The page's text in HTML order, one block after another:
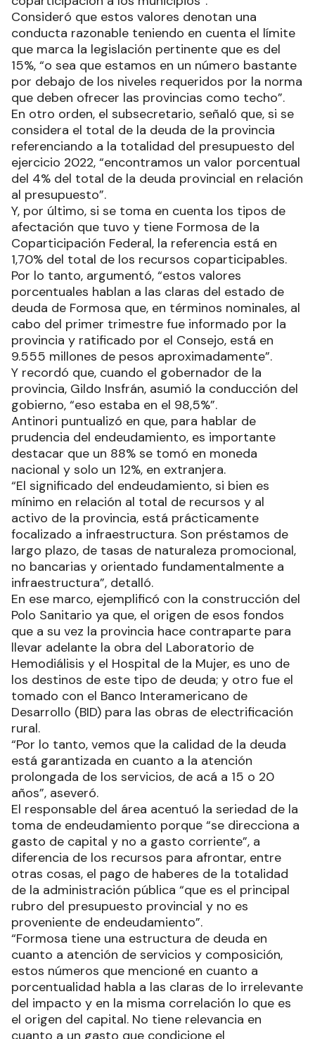
Consideró que estos valores denotan una
conducta razonable teniendo en cuenta el límite
que marca la legislación pertinente que es del
15%, “o sea que estamos en un número bastante
por debajo de los niveles requeridos por la norma
que deben ofrecer las provincias como techo”.
En otro orden, el subsecretario, señaló que, si se
considera el total de la deuda de la provincia
referenciando a la totalidad del presupuesto del
ejercicio 2022, “encontramos un valor porcentual
del 4% del total de la deuda provincial en relación
al presupuesto”.
Y, por último, si se toma en cuenta los tipos de
afectación que tuvo y tiene Formosa de la
Coparticipación Federal, la referencia está en
1,70% del total de los recursos coparticipables.
Por lo tanto, argumentó, “estos valores
porcentuales hablan a las claras del estado de
deuda de Formosa que, en términos nominales, al
cabo del primer trimestre fue informado por la
provincia y ratificado por el Consejo, está en
9.555 millones de pesos aproximadamente”.
Y recordó que, cuando el gobernador de la
provincia, Gildo Insfrán, asumió la conducción del
gobierno, “eso estaba en el 98,5%”.
Antinori puntualizó en que, para hablar de
prudencia del endeudamiento, es importante
destacar que un 88% se tomó en moneda
nacional y solo un 12%, en extranjera.
“El significado del endeudamiento, si bien es
mínimo en relación al total de recursos y al
activo de la provincia, está prácticamente
focalizado a infraestructura. Son préstamos de
largo plazo, de tasas de naturaleza promocional,
no bancarias y orientado fundamentalmente a
infraestructura”, detalló.
En ese marco, ejemplificó con la construcción del
Polo Sanitario ya que, el origen de esos fondos
que a su vez la provincia hace contraparte para
llevar adelante la obra del Laboratorio de
Hemodiálisis y el Hospital de la Mujer, es uno de
los destinos de este tipo de deuda; y otro fue el
tomado con el Banco Interamericano de
Desarrollo (BID) para las obras de electrificación
rural.
“Por lo tanto, vemos que la calidad de la deuda
está garantizada en cuanto a la atención
prolongada de los servicios, de acá a 15 o 20
años”, aseveró.
El responsable del área acentuó la seriedad de la
toma de endeudamiento porque “se direcciona a
gasto de capital y no a gasto corriente”, a
diferencia de los recursos para afrontar, entre
otras cosas, el pago de haberes de la totalidad
de la administración pública “que es el principal
rubro del presupuesto provincial y no es
proveniente de endeudamiento”.
“Formosa tiene una estructura de deuda en
cuanto a atención de servicios y composición,
estos números que mencioné en cuanto a
porcentualidad habla a las claras de lo irrelevante
del impacto y en la misma correlación lo que es
el origen del capital. No tiene relevancia en
cuanto a un gasto que condicione el